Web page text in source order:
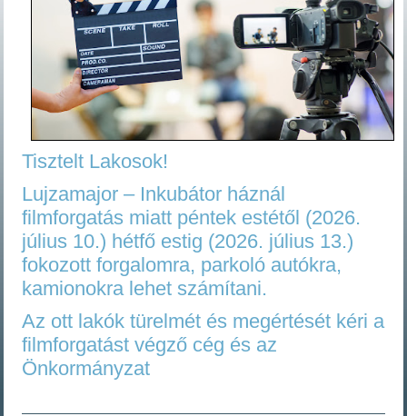
Tisztelt Lakosok!
Lujzamajor – Inkubátor háznál
filmforgatás miatt péntek estétől (2026.
július 10.) hétfő estig (2026. július 13.)
fokozott forgalomra, parkoló autókra,
kamionokra lehet számítani.
Az ott lakók türelmét és megértését kéri a
filmforgatást végző cég és az
Önkormányzat